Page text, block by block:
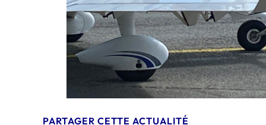
PARTAGER CETTE ACTUALITÉ